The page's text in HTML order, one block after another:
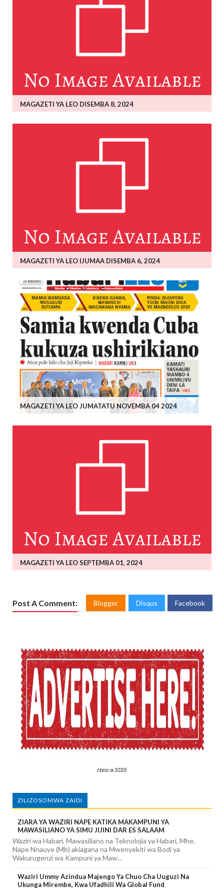
MAGAZETI YA LEO DISEMBA 8, 2024
MAGAZETI YA LEO IJUMAA DISEMBA 6, 2024
MAGAZETI YA LEO JUMATATU NOVEMBA 04 2024
MAGAZETI YA LEO SEPTEMBA 01, 2024
Post A Comment: Blogger Disqus Facebook
ZILIZOSOMWA ZAIDI
ZIARA YA WAZIRI NAPE KATIKA MAKAMPUNI YA
MAWASILIANO YA SIMU JIJINI DAR ES SALAAM
Waziri wa Habari, Mawasiliano na Teknolojia ya Habari, Mhe.
Nape Nnauye (Mb) akiagana na Mwenyekiti wa Bodi ya
Wakurugenzi wa Kampuni ya Maw...
Waziri Ummy Azindua Majengo Ya Chuo Cha Uuguzi Na
Ukunga Mirembe, Kwa Ufadhili Wa Global Fund